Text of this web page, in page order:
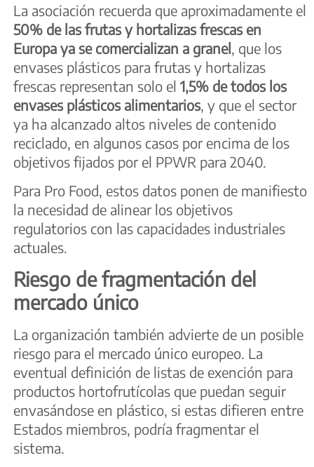
La asociación recuerda que aproximadamente el
50% de las frutas y hortalizas frescas en
Europa ya se comercializan a granel , que los
envases plásticos para frutas y hortalizas
frescas representan solo el 1,5% de todos los
envases plásticos alimentarios, y que el sector
ya ha alcanzado altos niveles de contenido
reciclado, en algunos casos por encima de los
objetivos fijados por el PPWR para 2040.
Para Pro Food, estos datos ponen de manifiesto
la necesidad de alinear los objetivos
regulatorios con las capacidades industriales
actuales.
Riesgo de fragmentación del
mercado único
La organización también advierte de un posible
riesgo para el mercado único europeo. La
eventual definición de listas de exención para
productos hortofrutícolas que puedan seguir
envasándose en plástico, si estas difieren entre
Estados miembros, podría fragmentar el
sistema.